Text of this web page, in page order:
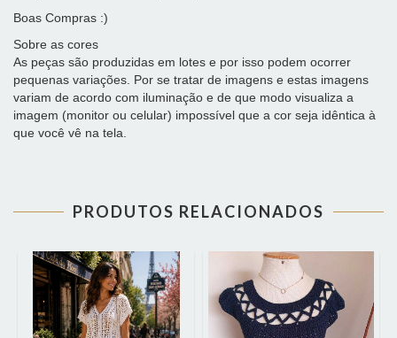
Boas Compras :)
Sobre as cores
As peças são produzidas em lotes e por isso podem ocorrer
pequenas variações. Por se tratar de imagens e estas imagens
variam de acordo com iluminação e de que modo visualiza a
imagem (monitor ou celular) impossível que a cor seja idêntica à
que você vê na tela.
PRODUTOS RELACIONADOS